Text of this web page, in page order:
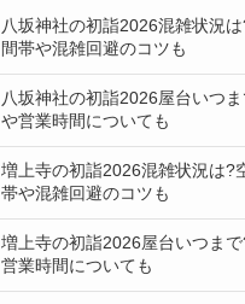
八坂神社の初詣2026混雑状況
間帯や混雑回避のコツも
八坂神社の初詣2026屋台いつ
や営業時間についても
増上寺の初詣2026混雑状況は?
帯や混雑回避のコツも
増上寺の初詣2026屋台いつま
営業時間についても